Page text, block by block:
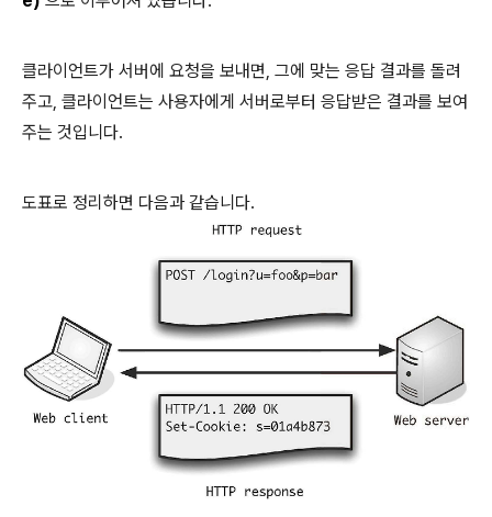
클라이언트가 서버에 요청을 보내면, 그에 맞는 응답 결과를 돌려
주고, 클라이언트는 사용자에게 서버로부터 응답받은 결과를 보여
주는 것입니다.
도표로 정리하면 다음과 같습니다.